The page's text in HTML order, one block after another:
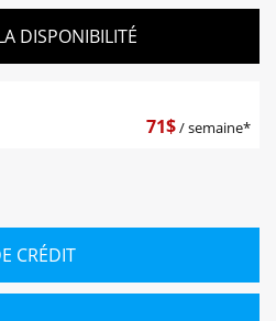
DISPONIBILITÉ
71$/ semaine*
CRÉDIT